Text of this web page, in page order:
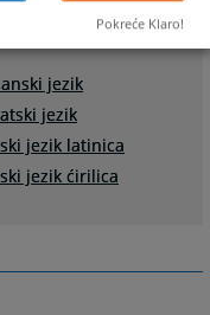
jezik
jezik
jezik latinica
jezik ćirilica
Pokreće Klaro!